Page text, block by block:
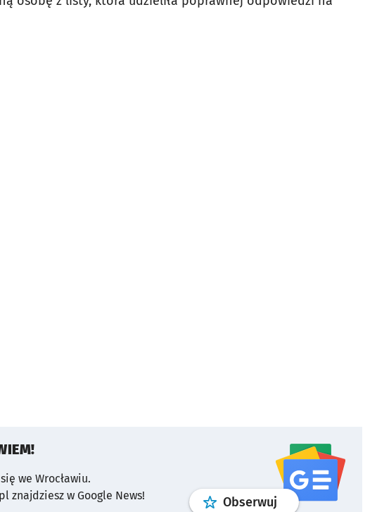
we Wrocławiu.
znajdziesz w Google News!
Obserwuj profilgoogle news